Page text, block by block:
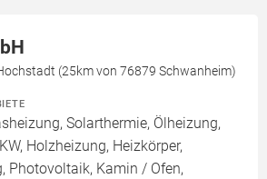
(25km von 76879 Schwanheim)
Solarthermie, Ölheizung,
Holzheizung, Heizkörper,
Photovoltaik, Kamin / Ofen,